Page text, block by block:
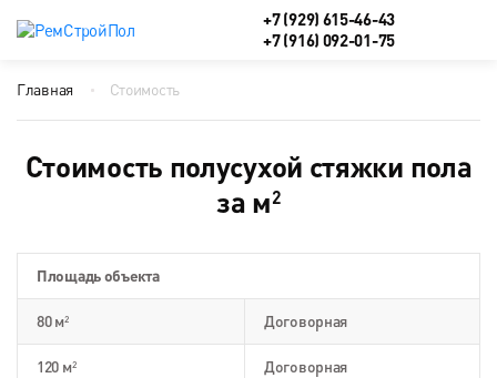
+7 (929) 615-46-43
+7 (916) 092-01-75
Главная Стоимость
Стоимость полусухой стяжки пола
за м2
Площадь объекта
80 м2 Договорная
120 м2 Договорная